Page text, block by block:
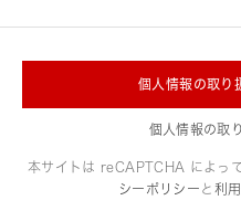
個人情報の取り
個人情報の取
本サイトは reCAPTCHA によっ
シーポリシー と 利